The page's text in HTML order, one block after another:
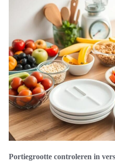
Portiegrootte controleren in